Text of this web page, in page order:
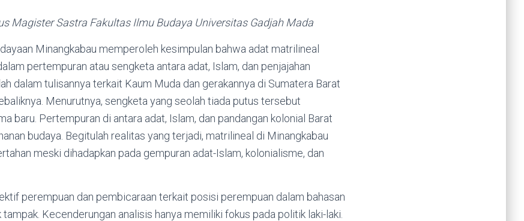
Magister Sastra Fakultas Ilmu Budaya Universitas Gadjah Mada
Minangkabau memperoleh kesimpulan bahwa adat matrilineal
pertempuran atau sengketa antara adat, Islam, dan penjajahan
dalam tulisannya terkait Kaum Muda dan gerakannya di Sumatera Barat
Menurutnya, sengketa yang seolah tiada putus tersebut
baru. Pertempuran di antara adat, Islam, dan pandangan kolonial Barat
budaya. Begitulah realitas yang terjadi, matrilineal di Minangkabau
meski dihadapkan pada gempuran adat-Islam, kolonialisme, dan
perempuan dan pembicaraan terkait posisi perempuan dalam bahasan
Kecenderungan analisis hanya memiliki fokus pada politik laki-laki.